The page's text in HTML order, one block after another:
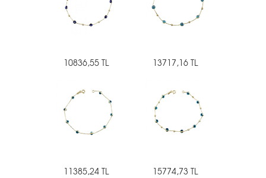
10836,55 TL 13717,16 TL
11385,24 TL 15774,73 TL